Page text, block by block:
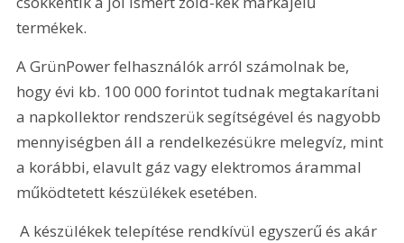
termékek.
A GrünPower felhasználók arról számolnak be,
hogy évi kb. 100 000 forintot tudnak megtakarítani
a napkollektor rendszerük segítségével és nagyobb
mennyiségben áll a rendelkezésükre melegvíz, mint
a korábbi, elavult gáz vagy elektromos árammal
működtetett készülékek esetében.
A készülékek telepítése rendkívül egyszerű és akár